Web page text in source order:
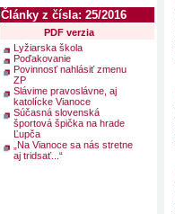
Články z čísla: 25/2016
PDF verzia
starobného dôchodku – v
novembri
Pomáhať ľudom a rozveseliť
smiať
Lyžiarska škola
Poďakovanie
Povinnosť nahlásiť zmenu
ZP
Slávime pravoslávne, aj
katolícke Vianoce
Súčasná slovenská
športová špička na hrade
Ľupča
„Na Vianoce sa nás stretne